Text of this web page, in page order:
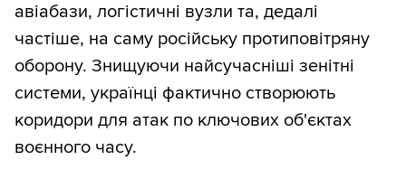
авіабази, логістичні вузли та, дедалі
частіше, на саму російську протиповітряну
оборону. Знищуючи найсучасніші зенітні
системи, українці фактично створюють
коридори для атак по ключових об'єктах
воєнного часу.